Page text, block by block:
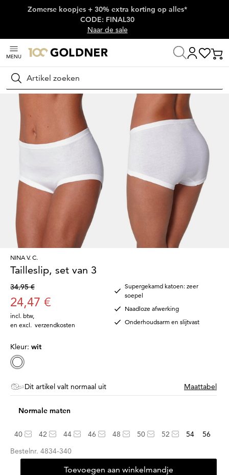
Skip naar hoofdinhoud
Zomerse koopjes + 30% extra korting op alles*
CODE: FINAL30
Naar de sale
MENU
Zoeken
Home Lingerie & badmode
NINA V. C.
Tailleslip, set van 3
34,95 €
24,47 €
incl. btw,
en excl. verzendkosten
Supergekamd katoen: zeer
soepel
Naadloze afwerking
Onderhoudsarm en slijtvast
Kleur: wit
Dit artikel valt normaal uit Maattabel
Normale maten
40 42 44 46 48 50 52 54
56
Bestelnr. 4834-340
Toevoegen aan winkelmandje